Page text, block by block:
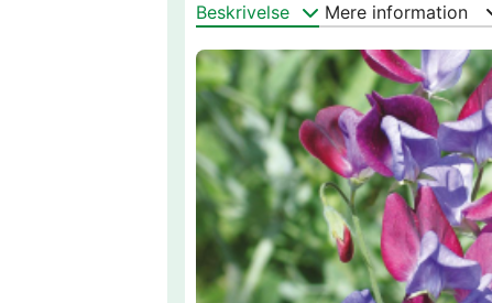
Beskrivelse Mere information